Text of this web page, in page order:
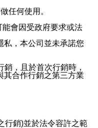
任何使用。
會因受政府要求或法
私，本公司並未承諾您
，且於首次行銷時，
其合作行銷之第三方業
行銷)並於法令容許之範